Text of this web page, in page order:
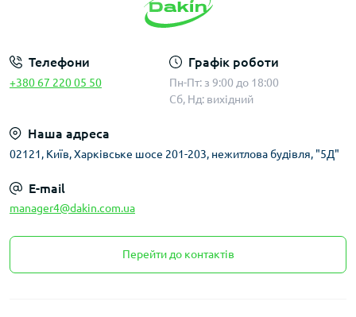
Телефони
+380 67 220 05 50
Графік роботи
Пн-Пт: з 9:00 до 18:00
Сб, Нд: вихідний
Наша адреса
02121, Київ, Харківське шосе 201-203, нежитлова будівля, "5Д"
E-mail
manager4@dakin.com.ua
Перейти до контактів